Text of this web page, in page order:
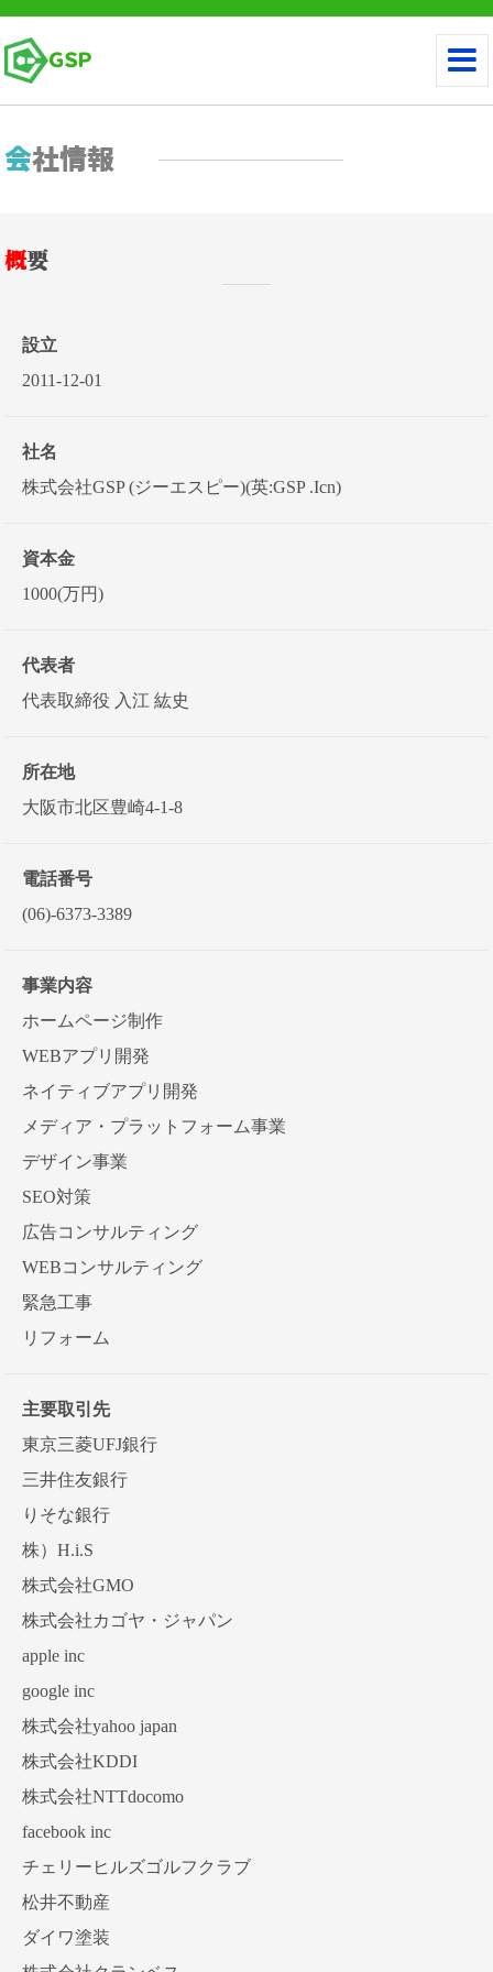
ＧＳＰ
会社情報
概要
設立
2011-12-01
社名
株式会社GSP (ジーエスピー)(英:GSP .Icn)
資本金
1000(万円)
代表者
代表取締役 入江 紘史
所在地
大阪市北区豊崎4-1-8
電話番号
(06)-6373-3389
事業内容
ホームページ制作
WEBアプリ開発
ネイティブアプリ開発
メディア・プラットフォーム事業
デザイン事業
SEO対策
広告コンサルティング
WEBコンサルティング
緊急工事
リフォーム
主要取引先
東京三菱UFJ銀行
三井住友銀行
りそな銀行
株）H.i.S
株式会社GMO
株式会社カゴヤ・ジャパン
apple inc
google inc
株式会社yahoo japan
株式会社KDDI
株式会社NTTdocomo
facebook inc
チェリーヒルズゴルフクラブ
松井不動産
ダイワ塗装